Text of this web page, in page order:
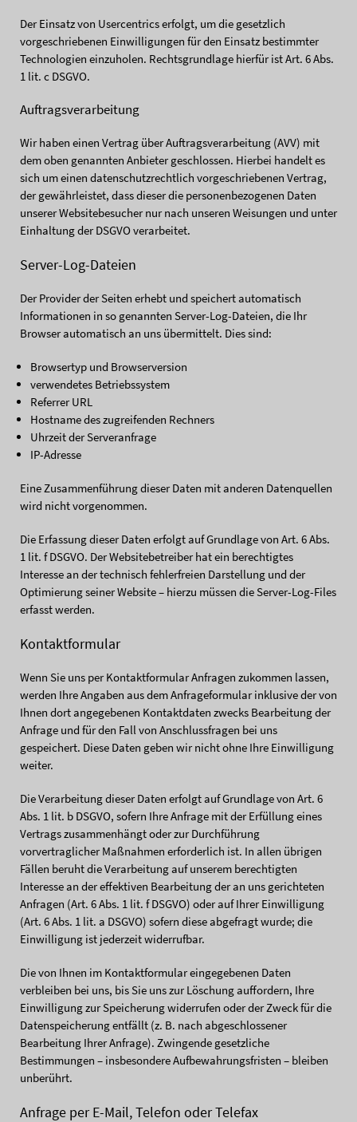
Der Einsatz von Usercentrics erfolgt, um die gesetzlich
vorgeschriebenen Einwilligungen für den Einsatz bestimmter
Technologien einzuholen. Rechtsgrundlage hierfür ist Art. 6 Abs.
1 lit. c DSGVO.
Auftragsverarbeitung
Wir haben einen Vertrag über Auftragsverarbeitung (AVV) mit
dem oben genannten Anbieter geschlossen. Hierbei handelt es
sich um einen datenschutzrechtlich vorgeschriebenen Vertrag,
der gewährleistet, dass dieser die personenbezogenen Daten
unserer Websitebesucher nur nach unseren Weisungen und unter
Einhaltung der DSGVO verarbeitet.
Server-Log-Dateien
Der Provider der Seiten erhebt und speichert automatisch
Informationen in so genannten Server-Log-Dateien, die Ihr
Browser automatisch an uns übermittelt. Dies sind:
Browsertyp und Browserversion
verwendetes Betriebssystem
Referrer URL
Hostname des zugreifenden Rechners
Uhrzeit der Serveranfrage
IP-Adresse
Eine Zusammenführung dieser Daten mit anderen Datenquellen
wird nicht vorgenommen.
Die Erfassung dieser Daten erfolgt auf Grundlage von Art. 6 Abs.
1 lit. f DSGVO. Der Websitebetreiber hat ein berechtigtes
Interesse an der technisch fehlerfreien Darstellung und der
Optimierung seiner Website – hierzu müssen die Server-Log-Files
erfasst werden.
Kontaktformular
Wenn Sie uns per Kontaktformular Anfragen zukommen lassen,
werden Ihre Angaben aus dem Anfrageformular inklusive der von
Ihnen dort angegebenen Kontaktdaten zwecks Bearbeitung der
Anfrage und für den Fall von Anschlussfragen bei uns
gespeichert. Diese Daten geben wir nicht ohne Ihre Einwilligung
weiter.
Die Verarbeitung dieser Daten erfolgt auf Grundlage von Art. 6
Abs. 1 lit. b DSGVO, sofern Ihre Anfrage mit der Erfüllung eines
Vertrags zusammenhängt oder zur Durchführung
vorvertraglicher Maßnahmen erforderlich ist. In allen übrigen
Fällen beruht die Verarbeitung auf unserem berechtigten
Interesse an der effektiven Bearbeitung der an uns gerichteten
Anfragen (Art. 6 Abs. 1 lit. f DSGVO) oder auf Ihrer Einwilligung
(Art. 6 Abs. 1 lit. a DSGVO) sofern diese abgefragt wurde; die
Einwilligung ist jederzeit widerrufbar.
Die von Ihnen im Kontaktformular eingegebenen Daten
verbleiben bei uns, bis Sie uns zur Löschung auffordern, Ihre
Einwilligung zur Speicherung widerrufen oder der Zweck für die
Datenspeicherung entfällt (z. B. nach abgeschlossener
Bearbeitung Ihrer Anfrage). Zwingende gesetzliche
Bestimmungen – insbesondere Aufbewahrungsfristen – bleiben
unberührt.
Anfrage per E-Mail, Telefon oder Telefax